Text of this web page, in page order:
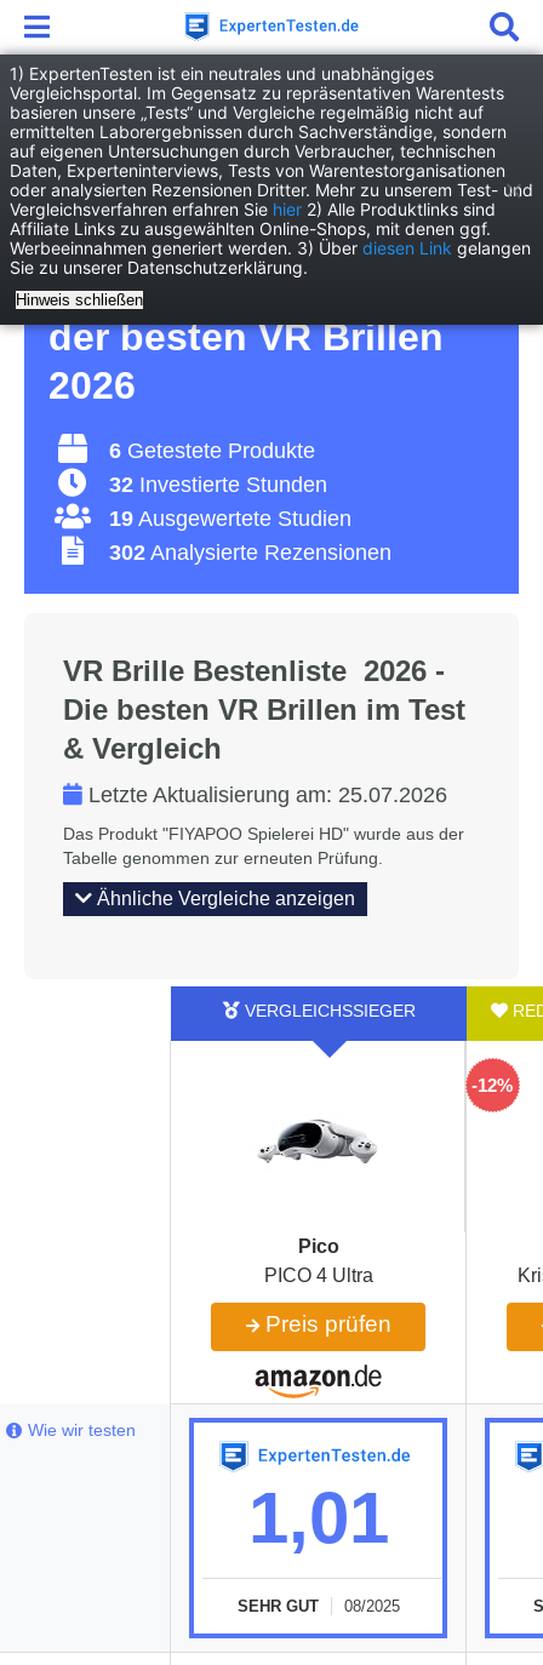
Elektronik TV/Heimkino VR Brille
VR Brille Test – für
erschreckend reale
Erlebnisse – Vergleich
der besten VR Brillen
2026
6 Getestete Produkte
32 Investierte Stunden
19 Ausgewertete Studien
302 Analysierte Rezensionen
VR Brille Bestenliste 2026 -
Die besten VR Brillen im Test
& Vergleich
Letzte Aktualisierung am: 25.07.2026
Das Produkt "FIYAPOO Spielerei HD" wurde aus der
Tabelle genommen zur erneuten Prüfung.
Ähnliche Vergleiche anzeigen
-12%
Pico
PICO 4 Ultra
Preis prüfen
1,01
SEHR GUT 08/2025
Wie wir testen
1) ExpertenTesten ist ein neutrales und unabhängiges
Vergleichsportal. Im Gegensatz zu repräsentativen Warentests
basieren unsere „Tests“ und Vergleiche regelmäßig nicht auf
ermittelten Laborergebnissen durch Sachverständige, sondern
auf eigenen Untersuchungen durch Verbraucher, technischen
Daten, Experteninterviews, Tests von Warentestorganisationen
oder analysierten Rezensionen Dritter. Mehr zu unserem Test- und
Vergleichsverfahren erfahren Sie hier 2) Alle Produktlinks sind
Affiliate Links zu ausgewählten Online-Shops, mit denen ggf.
Werbeeinnahmen generiert werden. 3) Über diesen Link gelangen
Sie zu unserer Datenschutzerklärung.
Hinweis schließen